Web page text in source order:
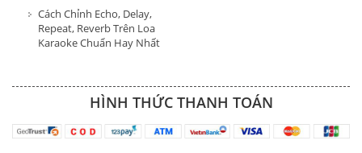
Cách Chỉnh Echo, Delay,
Repeat, Reverb Trên Loa
Karaoke Chuẩn Hay Nhất
HÌNH THỨC THANH TOÁN